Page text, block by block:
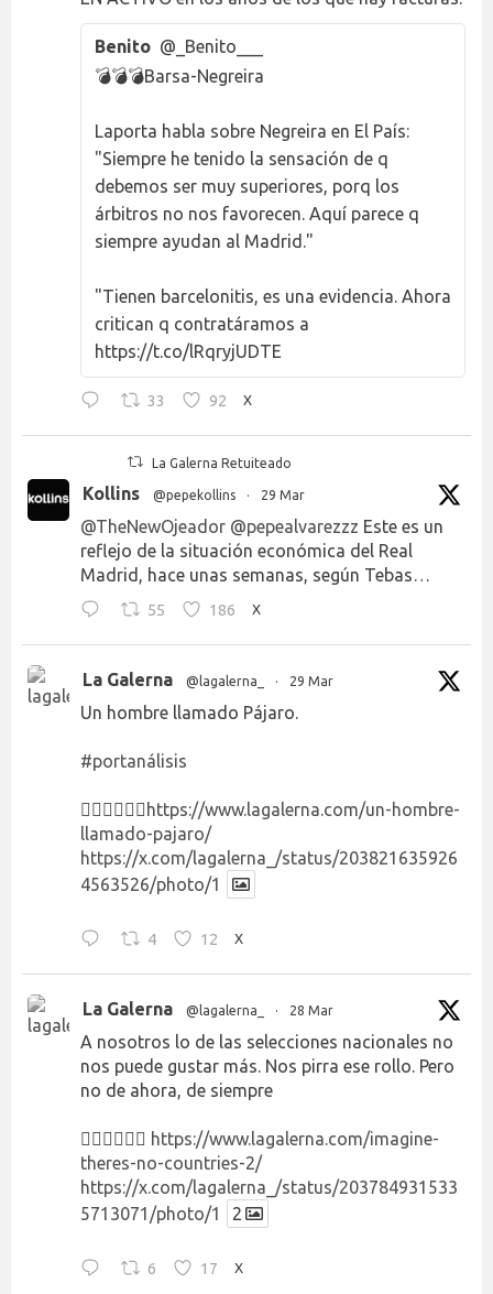
Benito @_Benito___
💣💣💣Barsa-Negreira
Laporta habla sobre Negreira en El País:
"Siempre he tenido la sensación de q
debemos ser muy superiores, porq los
árbitros no nos favorecen. Aquí parece q
siempre ayudan al Madrid."
"Tienen barcelonitis, es una evidencia. Ahora
critican q contratáramos a
https://t.co/lRqryjUDTE
33 92 X
La Galerna Retuiteado
Kollins @pepekollins · 29 Mar
@TheNewOjeador @pepealvarezzz Este es un
reflejo de la situación económica del Real
Madrid, hace unas semanas, según Tebas…
55 186 X
La Galerna @lagalerna_ · 29 Mar
Un hombre llamado Pájaro.
#portanálisis
👉🏻👉🏻👉🏻 https://www.lagalerna.com/un-hombre-
llamado-pajaro/
https://x.com/lagalerna_/status/203821635926
4563526/photo/1
4 12 X
La Galerna @lagalerna_ · 28 Mar
A nosotros lo de las selecciones nacionales no
nos puede gustar más. Nos pirra ese rollo. Pero
no de ahora, de siempre
👉🏻👉🏻👉🏻 https://www.lagalerna.com/imagine-
theres-no-countries-2/
https://x.com/lagalerna_/status/203784931533
5713071/photo/1
2
6 17 X